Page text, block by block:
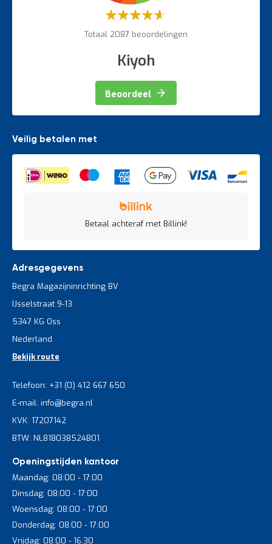
Waardering:
Totaal 2087 beoordelingen
Kiyoh
Beoordeel
Veilig betalen met
Betaal achteraf met Billink!
Adresgegevens
Begra Magazijninrichting BV
IJsselstraat 9-13
5347 KG Oss
Nederland
Bekijk route
Telefoon: +31 (0) 412 667 650
E-mail: info@begra.nl
KVK: 17207142
BTW: NL818038524B01
Openingstijden kantoor
Maandag: 08:00 - 17:00
Dinsdag: 08:00 - 17:00
Woensdag: 08:00 - 17:00
Donderdag: 08:00 - 17:00
Vrijdag: 08:00 - 16:30